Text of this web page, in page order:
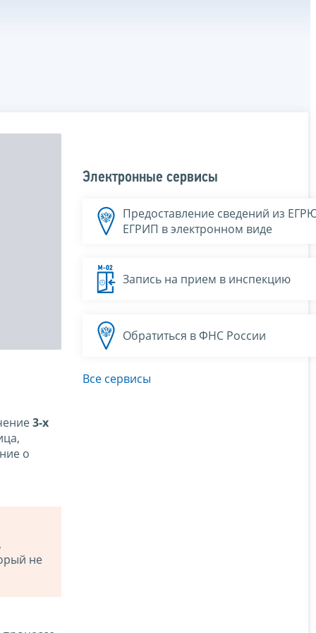
3-х
о
не
Электронные сервисы
Предоставление сведений из
ЕГРИП в электронном виде
Запись на прием в инспекцию
Обратиться в ФНС России
Все сервисы